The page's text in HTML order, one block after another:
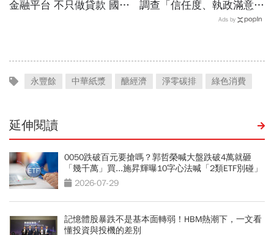
金融平台 不只做貸款 國泰
調查「信任度、執政滿意
度」雙升，不滿意比率下
Ads by
永豐餘 中華紙漿 醣經濟 淨零碳排 綠色消費
延伸閱讀
0050跌破百元要搶嗎？郭哲榮喊大盤跌破4萬就砸
「幾千萬」買...施昇輝曝10字心法喊「2類ETF別碰」
2026-07-29
記憶體股暴跌不是基本面轉弱！HBM熱潮下，一文看
懂投資與投機的差別